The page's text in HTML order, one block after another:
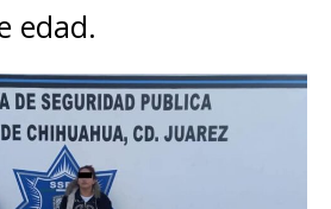
edad.